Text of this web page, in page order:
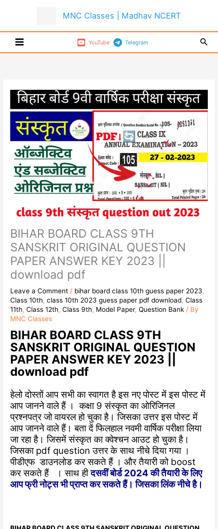
MNC Classes | Madhav NCERT
YouTube Telegram
BIHAR BOARD CLASS 9TH
SANSKRIT ORIGINAL QUESTION
PAPER ANSWER KEY 2023 ||
download pdf
Leave a Comment / bihar board class 10th guess paper 2023,
Class 10th,class 10th 2023 guess paper pdf download,Class
11th,Class 12th,Class 9th, Model Paper,Question Bank / By
MNC Classes
BIHAR BOARD CLASS 9TH
SANSKRIT ORIGINAL QUESTION
PAPER ANSWER KEY 2023 ||
download pdf
हेलो दोस्तों आप सभी का स्वागत है इस नए पोस्ट में इस पोस्ट में
आप जानने वाले हैं । कक्षा 9 संस्कृत का ओरिजिनल
प्रश्नपत्र जो वायरल हो चुका है। जिसका उत्तर इस पोस्ट में
आप जानने वाले हैं। बता दें फिलहाल नवमी वार्षिक परीक्षा लिया
जा रहा है। जिसमें संस्कृत का क्वेश्चन आउट हो चुका है।
जिसका pdf question उत्तर के साथ नीचे दिया गया ।
पीडीएफ डाउनलोड कर सकते हैं । और तैयारी को boost
कर सकते हैं । साथ हीदसवीं बोर्ड 2024 की तैयारी के लिए
आप फ्री नोट्स भी प्राप्त कर सकते हैं। जिसका लिंक नीचे है।